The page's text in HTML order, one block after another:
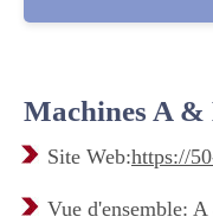
Machines A &
Site Web:https://
Vue d'ensemble: